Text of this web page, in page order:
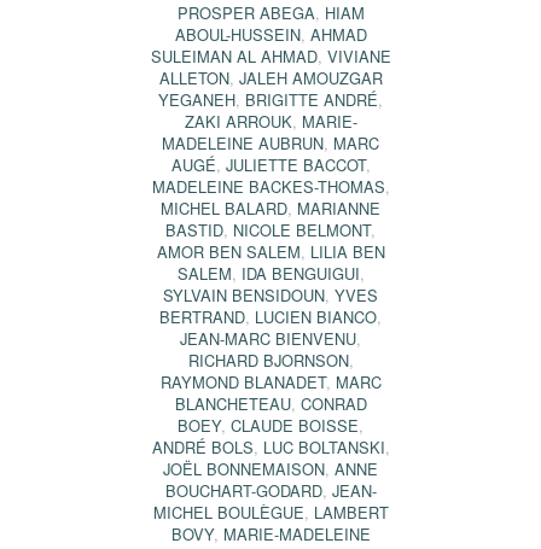
PROSPER ABEGA, HIAM
ABOUL-HUSSEIN, AHMAD
SULEIMAN AL AHMAD, VIVIANE
ALLETON, JALEH AMOUZGAR
YEGANEH, BRIGITTE ANDRÉ,
ZAKI ARROUK, MARIE-
MADELEINE AUBRUN, MARC
AUGÉ, JULIETTE BACCOT,
MADELEINE BACKES-THOMAS,
MICHEL BALARD, MARIANNE
BASTID, NICOLE BELMONT,
AMOR BEN SALEM, LILIA BEN
SALEM, IDA BENGUIGUI,
SYLVAIN BENSIDOUN, YVES
BERTRAND, LUCIEN BIANCO,
JEAN-MARC BIENVENU,
RICHARD BJORNSON,
RAYMOND BLANADET, MARC
BLANCHETEAU, CONRAD
BOEY, CLAUDE BOISSE,
ANDRÉ BOLS, LUC BOLTANSKI,
JOËL BONNEMAISON, ANNE
BOUCHART-GODARD, JEAN-
MICHEL BOULÈGUE, LAMBERT
BOVY, MARIE-MADELEINE